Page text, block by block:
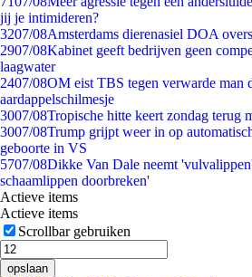
jij je intimideren?
3207/08Amsterdams dierenasiel DOA
2907/08Kabinet geeft bedrijven geen
laagwater
2407/08OM eist TBS tegen verwarde man
aardappelschilmesje
3007/08Tropische hitte keert zondag terug
3007/08Trump grijpt weer in op
geboorte in VS
5707/08Dikke Van Dale neemt
schaamlippen doorbreken'
Actieve items
Actieve items
Scrollbar gebruiken
opslaan